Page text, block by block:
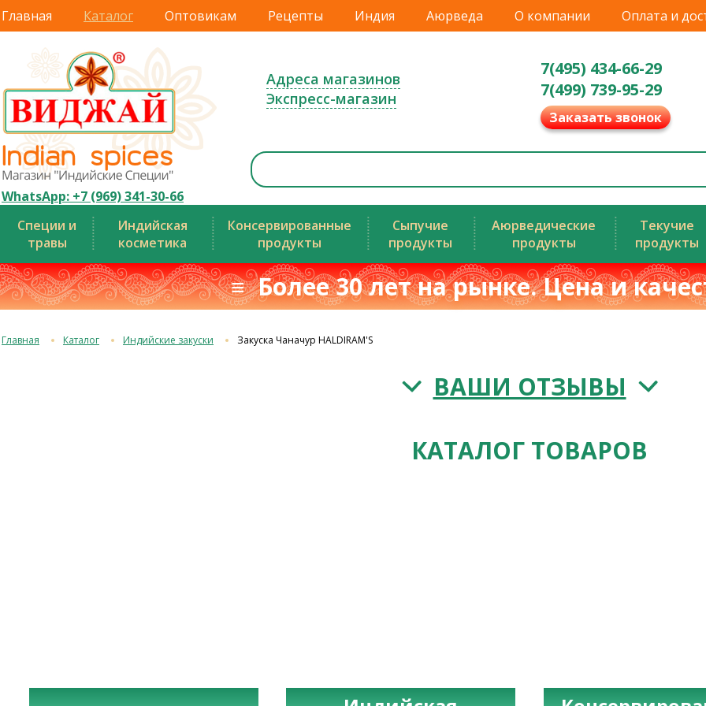
Главная Каталог Оптовикам Рецепты Индия Аюрведа О компании Оплата и
WhatsApp: +7 (969) 341-30-66
Адреса магазинов
Экспресс-магазин
7(495) 434-66-29
7(499) 739-95-29
Заказать звонок
Специи и
травы
Индийская
косметика
Консервированные
продукты
Сыпучие
продукты
Аюрведические
продукты
Текучие
продукты
≡ Более 30 лет на рынке. Цена и
Главная Каталог Индийские закуски Закуска Чаначур HALDIRAM'S
ВАШИ ОТЗЫВЫ
КАТАЛОГ ТОВАРОВ